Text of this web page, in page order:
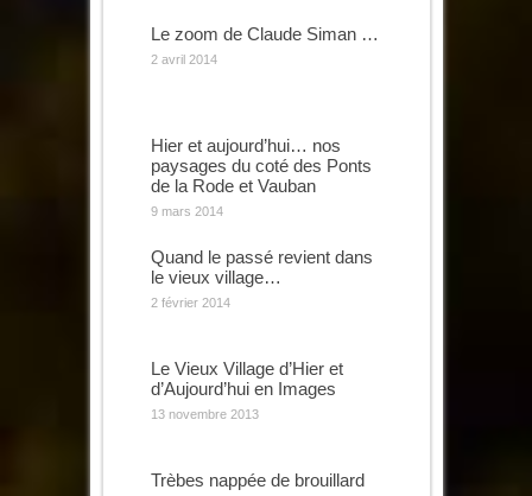
Le zoom de Claude Siman …
2 avril 2014
Hier et aujourd’hui… nos
paysages du coté des Ponts
de la Rode et Vauban
9 mars 2014
Quand le passé revient dans
le vieux village…
2 février 2014
Le Vieux Village d’Hier et
d’Aujourd’hui en Images
13 novembre 2013
Trèbes nappée de brouillard